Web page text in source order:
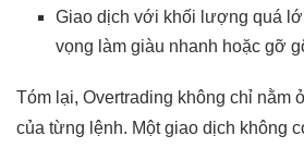
Giao dịch với khối lượng quá
vọng làm giàu nhanh hoặc gỡ
Tóm lại, Overtrading không chỉ
của từng lệnh. Một giao dịch không